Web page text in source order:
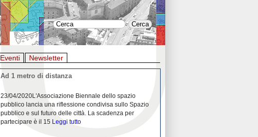
Eventi Newsletter
Ad 1 metro di distanza
23/04/2020L'Associazione Biennale dello spazio
pubblico lancia una riflessione condivisa sullo Spazio
pubblico e sul futuro delle città. La scadenza per
partecipare è il 15 Leggi tutto